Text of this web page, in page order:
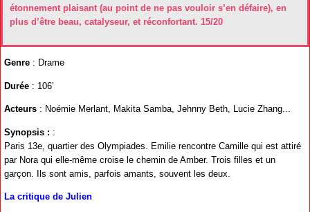
étonnement plaisant (au point de ne pas vouloir s’en défaire), en
plus d’être beau, catalyseur, et réconfortant. 15/20
Genre : Drame
Durée : 106’
Acteurs : Noémie Merlant, Makita Samba, Jehnny Beth, Lucie Zhang...
Synopsis : :
Paris 13e, quartier des Olympiades. Emilie rencontre Camille qui est attiré
par Nora qui elle-même croise le chemin de Amber. Trois filles et un
garçon. Ils sont amis, parfois amants, souvent les deux.
La critique de Julien